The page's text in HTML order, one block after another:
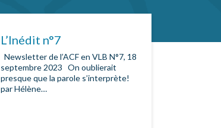
L’Inédit n°7
Newsletter de l’ACF en VLB N°7, 18
septembre 2023 On oublierait
presque que la parole s’interprète!
par Hélène…